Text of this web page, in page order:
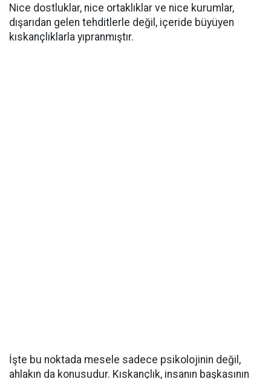
Nice dostluklar, nice ortaklıklar ve nice kurumlar,
dışarıdan gelen tehditlerle değil, içeride büyüyen
kıskançlıklarla yıpranmıştır.
İşte bu noktada mesele sadece psikolojinin değil,
ahlakın da konusudur. Kıskançlık, insanın başkasının